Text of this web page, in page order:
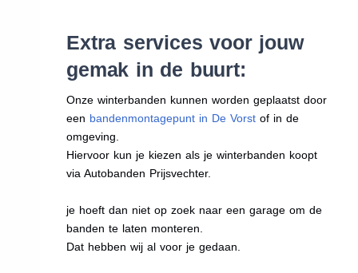
Extra services voor jouw
gemak in de buurt:
Onze winterbanden kunnen worden geplaatst door
een bandenmontagepunt in De Vorst of in de
omgeving.
Hiervoor kun je kiezen als je winterbanden koopt
via Autobanden Prijsvechter.
je hoeft dan niet op zoek naar een garage om de
banden te laten monteren.
Dat hebben wij al voor je gedaan.